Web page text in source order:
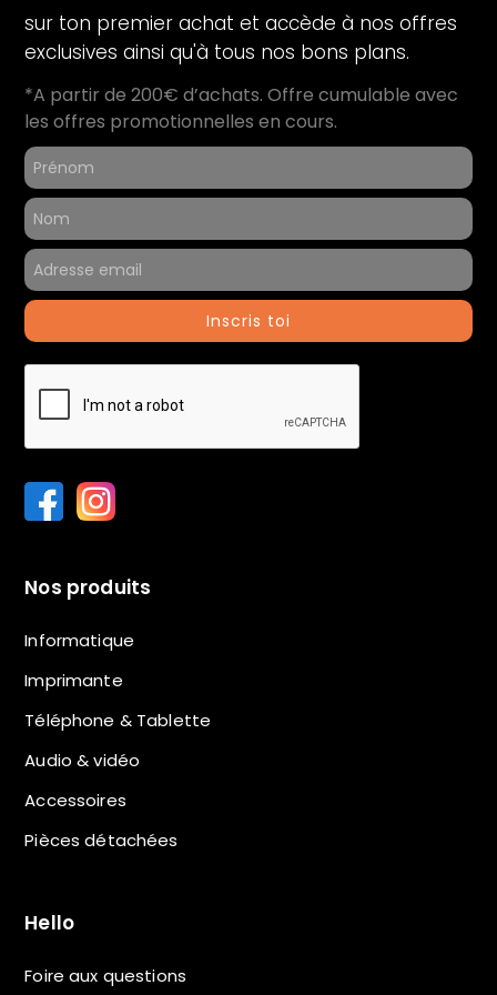
Capacité de stockage (Go) : 512
Microphone : Oui
Périphériques
Informations générales
Contenu du coffret : Ordinateur reconditionné
Référence du produit : 52086
sur ton premier achat et accède à nos offres
exclusives ainsi qu'à tous nos bons plans.
*A partir de 200€ d’achats. Offre cumulable avec
les offres promotionnelles en cours.
Inscris toi
Nos produits
Informatique
Imprimante
Téléphone & Tablette
Audio & vidéo
Accessoires
Pièces détachées
Hello
Foire aux questions